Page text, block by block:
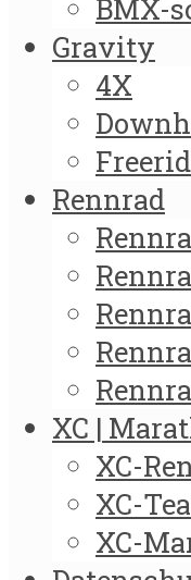
BMX-
Gravity
4X
Rennrad
XC |
XC-
XC-
XC-